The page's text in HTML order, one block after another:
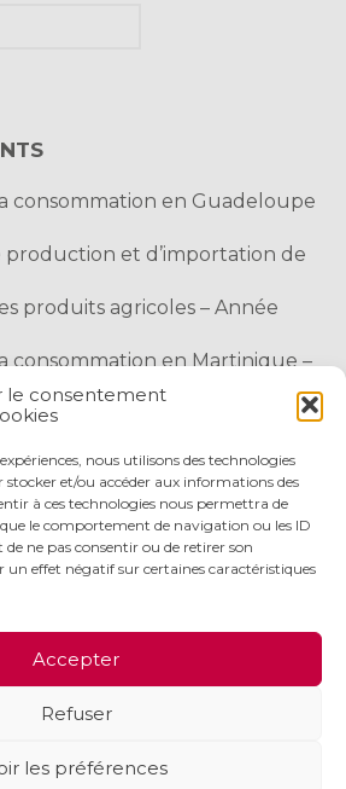
le consentement
nous utilisons des technologies
stocker et/ou accéder aux informations des
à ces technologies nous permettra de
le comportement de navigation ou les ID
de ne pas consentir ou de retirer son
effet négatif sur certaines caractéristiques
Accepter
Refuser
les préférences
consommation en Guadeloupe
production et d’importation de
produits agricoles – Année
consommation en Martinique –
consommation à Mayotte –
RÉCENTS
NOS SERVICES
RECRUTEMENT CONTACT
LÉGALES